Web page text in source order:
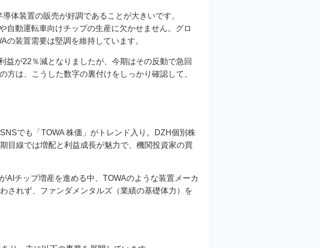
体装置の販売が好調であることが大きいです。
自動運転車向けチップの生産に欠かせません。グロ
の装置需要は堅調を維持しています。
が22％減となりましたが、今期はその反動で急回
は、こうした数字の裏付けをしっかり確認して、
でも「TOWA 株価」がトレンド入り。DZH個別株
目線では増配と利益成長が魅力で、機関投資家の買
AIチップ増産を進める中、TOWAのような装置メーカ
されず、ファンダメンタルズ（業績の基礎体力）を